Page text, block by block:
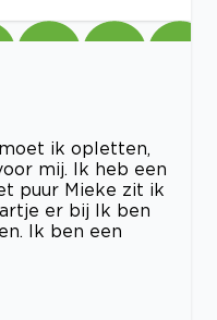
ik opletten,
mij. Ik heb een
puur Mieke zit ik
er bij Ik ben
Ik ben een